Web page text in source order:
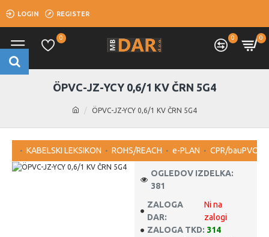
LOGIN REGISTER
0 0 0
ÖPVC-JZ-YCY 0,6/1 KV ČRN 5G4
ÖPVC-JZ-YCY 0,6/1 KV ČRN 5G4
KABELSKI LEKSIKON ROHS/REACH e-PLAN CPR/bauPVO
ZALOGA
DAR:
Ni na
zalogi
ZALOGA TKD: 314
OGLEDOV IZDELKA:
381